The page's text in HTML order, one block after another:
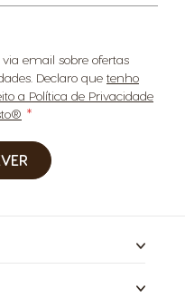
email sobre ofertas
Declaro que tenho
a Política de Privacidade